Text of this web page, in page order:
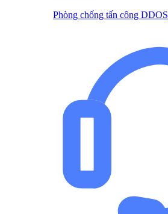
Phòng chống tấn công DDOS